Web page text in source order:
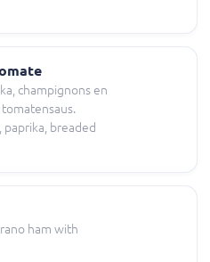
champignons en
breaded
tomato sauce.
ham with